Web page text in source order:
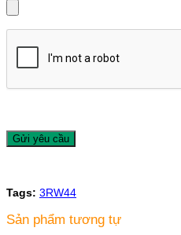
Tags: 3RW44
Sản phẩm tương tự